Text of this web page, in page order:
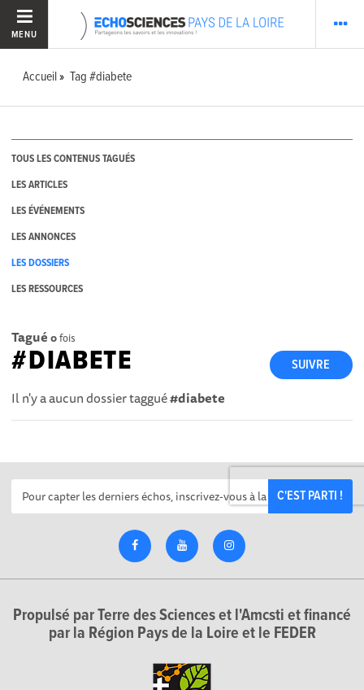
MENU
Accueil Tag #diabete
TOUS LES CONTENUS TAGUÉS
LES ARTICLES
LES ÉVÉNEMENTS
LES ANNONCES
LES DOSSIERS
LES RESSOURCES
Tagué 0fois
SUIVRE
#DIABETE
Il n'y a aucun dossier taggué#diabete
C'EST PARTI !
Propulsé par Terre des Sciences et l'Amcsti et financé
par la Région Pays de la Loire et le FEDER